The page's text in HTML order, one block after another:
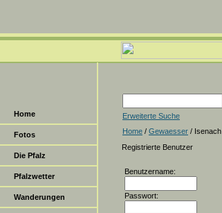
Home
Fotos
Die Pfalz
Pfalzwetter
Wanderungen
Erweiterte Suche
Home / Gewaesser / Isenach
Registrierte Benutzer
Benutzername:
Passwort: